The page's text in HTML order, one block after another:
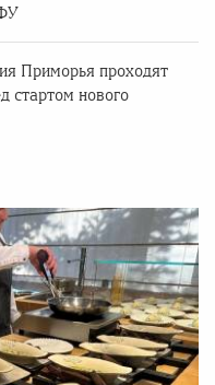
Приморья проходят
стартом нового